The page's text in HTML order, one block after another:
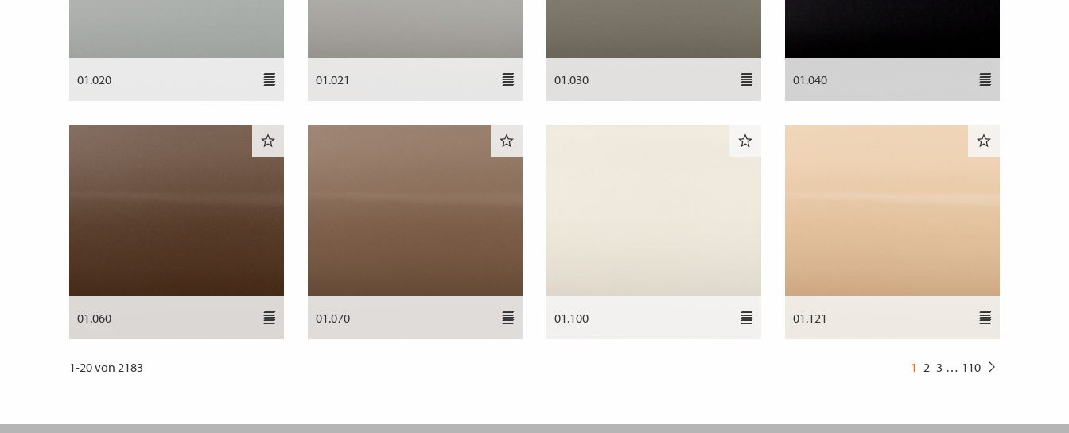
01.020 01.021 01.030 01.040
01.060 01.070 01.100 01.121
1-20von 2183 1 2 3 … 110